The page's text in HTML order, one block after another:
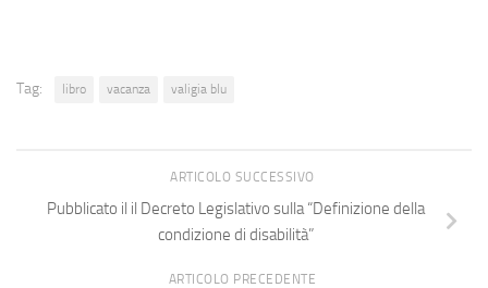
Tag: libro vacanza valigia blu
ARTICOLO SUCCESSIVO
Pubblicato il il Decreto Legislativo sulla “Definizione della
condizione di disabilità”
ARTICOLO PRECEDENTE